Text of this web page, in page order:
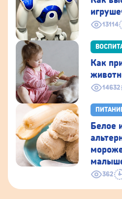
13114
14632
Как
362
Белое